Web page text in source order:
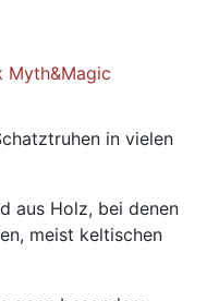
Myth&Magic
in vielen
aus Holz, bei denen
meist keltischen